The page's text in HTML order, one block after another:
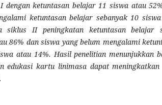
dengan ketuntasan belajar 11 siswa atau
ketuntasan belajar sebanyak 10
siklus II peningkatan ketuntasan belajar
86% dan siswa yang belum mengalami
atau 14%. Hasil penelitian menunjukkan
edukasi kartu linimasa dapat